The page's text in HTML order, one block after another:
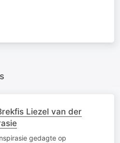
Liezel van der
gedagte op